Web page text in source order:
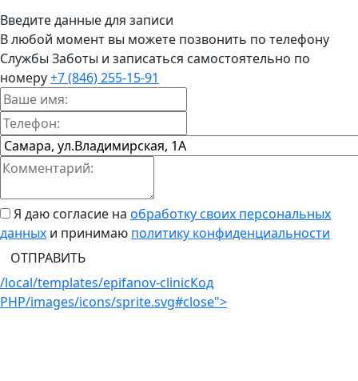
Введите данные для записи
В любой момент вы можете позвонить по телефону
Службы Заботы и записаться самостоятельно по
номеру+7 (846) 255-15-91
Я даю согласие на обработку своих персональных
данных и принимаю политику конфиденциальности
ОТПРАВИТЬ
/local/templates/epifanov-clinicКод
PHP/images/icons/sprite.svg#close">